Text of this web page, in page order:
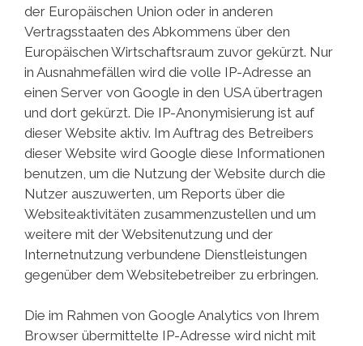
der Europäischen Union oder in anderen
Vertragsstaaten des Abkommens über den
Europäischen Wirtschaftsraum zuvor gekürzt. Nur
in Ausnahmefällen wird die volle IP-Adresse an
einen Server von Google in den USA übertragen
und dort gekürzt. Die IP-Anonymisierung ist auf
dieser Website aktiv. Im Auftrag des Betreibers
dieser Website wird Google diese Informationen
benutzen, um die Nutzung der Website durch die
Nutzer auszuwerten, um Reports über die
Websiteaktivitäten zusammenzustellen und um
weitere mit der Websitenutzung und der
Internetnutzung verbundene Dienstleistungen
gegenüber dem Websitebetreiber zu erbringen.
Die im Rahmen von Google Analytics von Ihrem
Browser übermittelte IP-Adresse wird nicht mit